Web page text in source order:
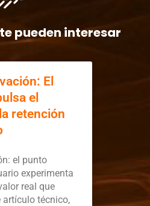
pueden interesar
El
el
retención
el punto
experimenta
real que
artículo técnico,